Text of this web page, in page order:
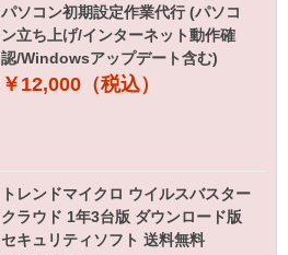
パソコン初期設定作業代行 (パソコ
ン立ち上げ/インターネット動作確
認/Windowsアップデート含む)
￥12,000（税込）
トレンドマイクロ ウイルスバスター
クラウド 1年3台版 ダウンロード版
セキュリティソフト 送料無料